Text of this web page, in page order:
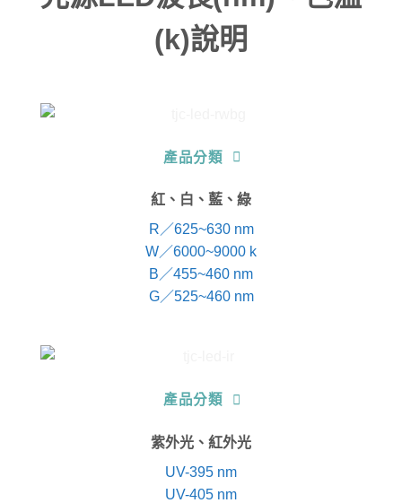
(k)說明
產品分類
紅、白、藍、綠
R／625~630 nm
W／6000~9000 k
B／455~460 nm
G／525~460 nm
產品分類
紫外光、紅外光
UV-395 nm
UV-405 nm